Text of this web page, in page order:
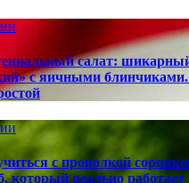
салат:
с яичными блинчиками.
с прополкой
который реально работает